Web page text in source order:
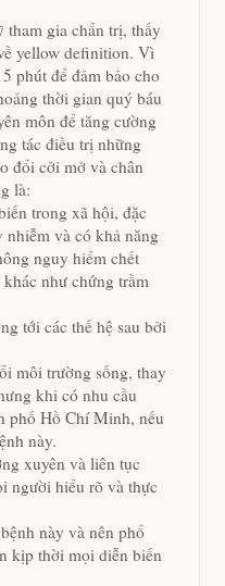
tham gia chẩn trị, thấy
yellow definition. Vì
phút để đảm bảo cho
thời gian quý báu
môn để tăng cường
tác điều trị những
đổi cởi mở và chân
là:
trong xã hội, đặc
và có khả năng
nguy hiểm chết
như chứng trầm
tới các thế hệ sau bởi
môi trường sống, thay
khi có nhu cầu
phố Hồ Chí Minh, nếu
này.
xuyên và liên tục
người hiểu rõ và thực
này và nên phổ
kịp thời mọi diễn biến